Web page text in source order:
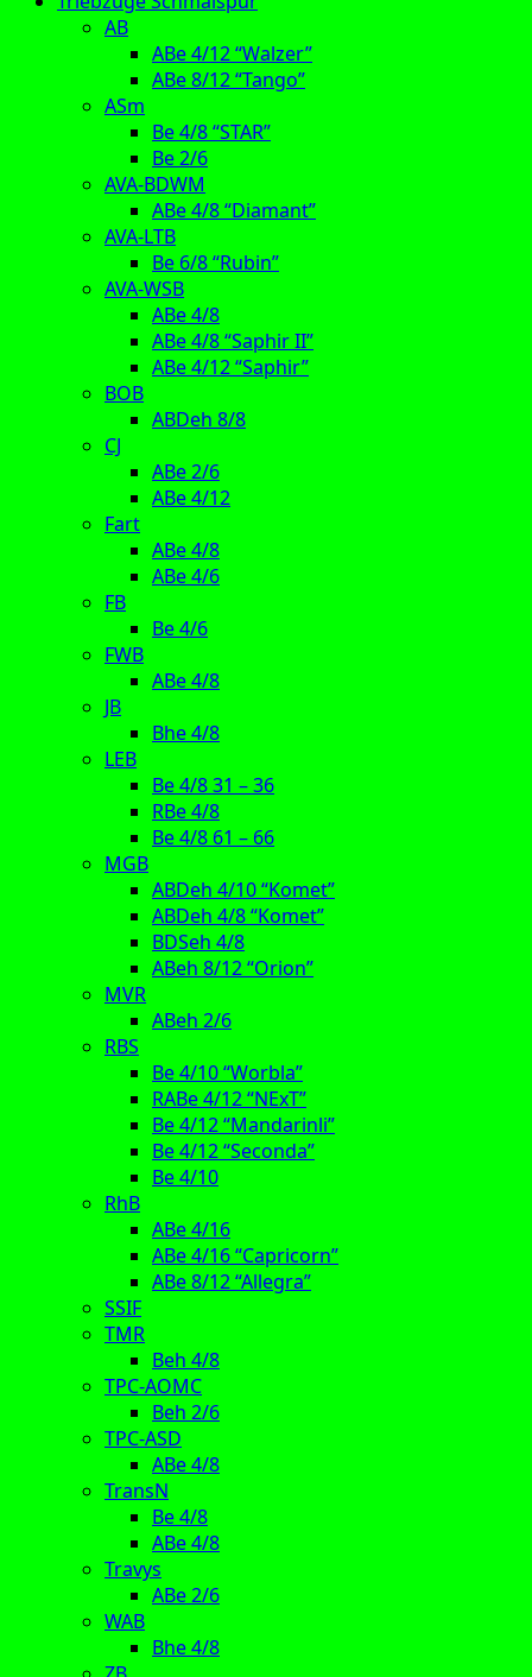
AB
ABe 4/12 “Walzer”
ABe 8/12 “Tango”
ASm
Be 4/8 “STAR”
Be 2/6
AVA-BDWM
ABe 4/8 “Diamant”
AVA-LTB
Be 6/8 “Rubin”
AVA-WSB
ABe 4/8
ABe 4/8 “Saphir II”
ABe 4/12 “Saphir”
BOB
ABDeh 8/8
CJ
ABe 2/6
ABe 4/12
Fart
ABe 4/8
ABe 4/6
FB
Be 4/6
FWB
ABe 4/8
JB
Bhe 4/8
LEB
Be 4/8 31 – 36
RBe 4/8
Be 4/8 61 – 66
MGB
ABDeh 4/10 “Komet”
ABDeh 4/8 “Komet”
BDSeh 4/8
ABeh 8/12 “Orion”
MVR
ABeh 2/6
RBS
Be 4/10 “Worbla”
RABe 4/12 “NExT”
Be 4/12 “Mandarinli”
Be 4/12 “Seconda”
Be 4/10
RhB
ABe 4/16
ABe 4/16 “Capricorn”
ABe 8/12 “Allegra”
SSIF
TMR
Beh 4/8
TPC-AOMC
Beh 2/6
TPC-ASD
ABe 4/8
TransN
Be 4/8
ABe 4/8
Travys
ABe 2/6
WAB
Bhe 4/8